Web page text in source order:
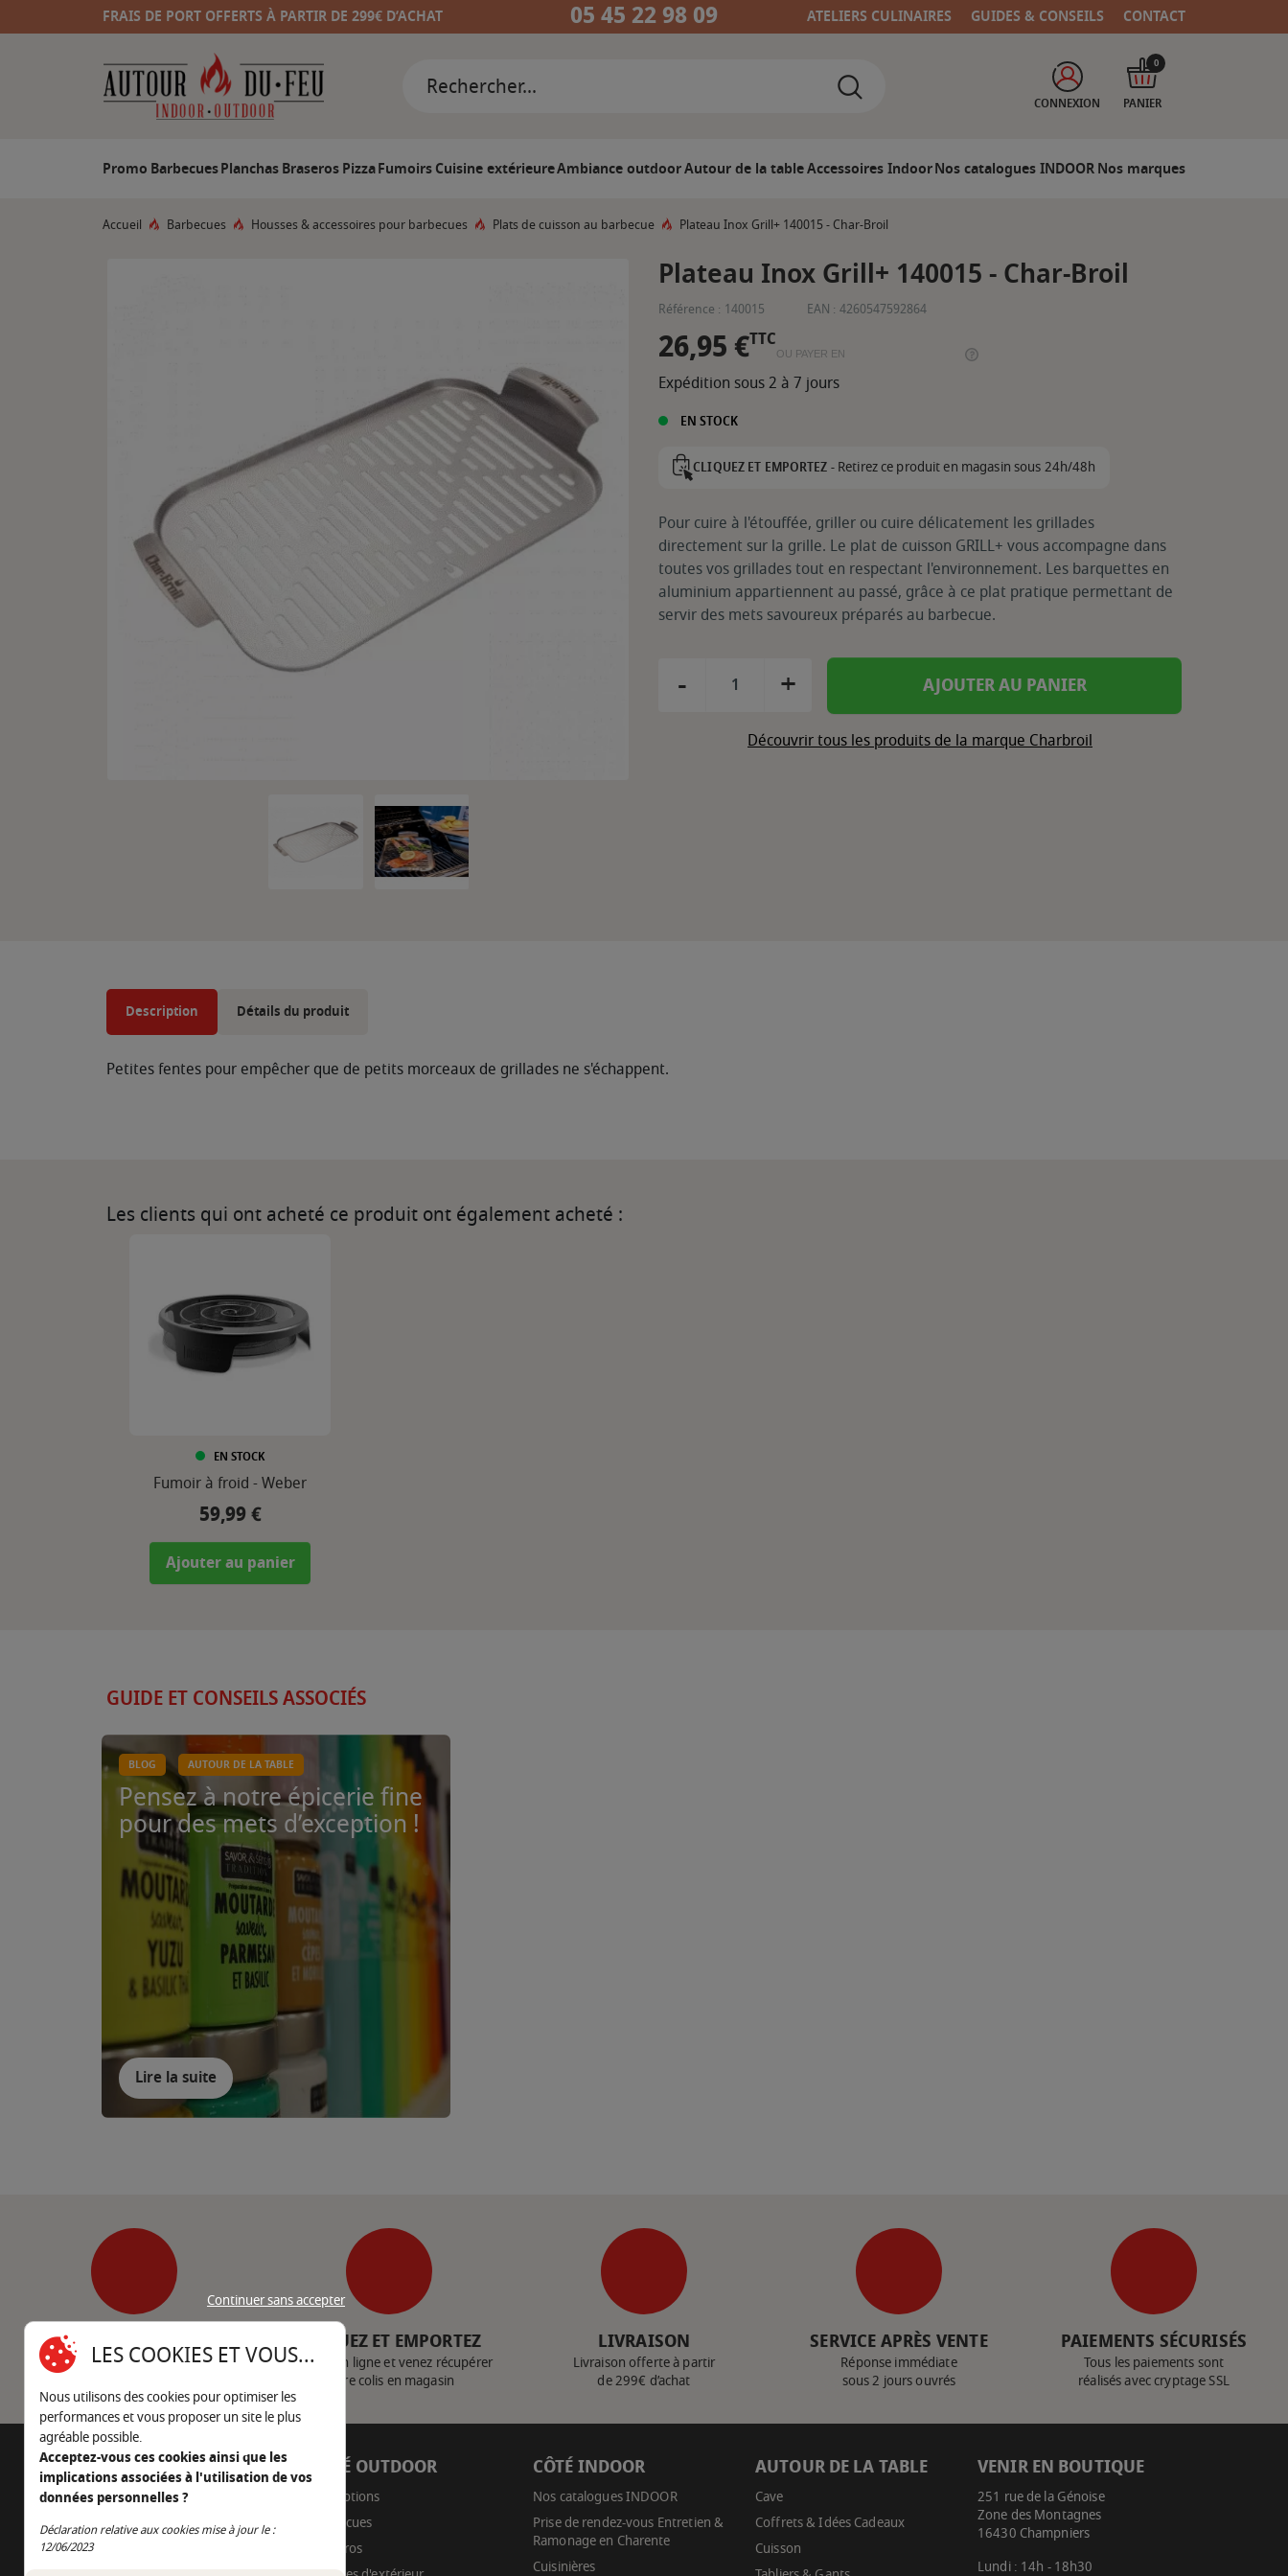
FRAIS DE PORT OFFERTS À PARTIR DE 299€ D’ACHAT 05 45 22 98 09 ATELIERS CULINAIRES GUIDES & CONSEILS CONTACT
CONNEXION PANIER
0
Promo BarbecuesPlanchasBraserosPizzaFumoirsCuisine extérieureAmbiance outdoorAutour de la tableAccessoires IndoorNos catalogues INDOORNos marques
Accueil Barbecues Housses & accessoires pour barbecues Plats de cuisson au barbecue Plateau Inox Grill+ 140015 - Char-Broil
Plateau Inox Grill+ 140015 - Char-Broil
Référence : 140015 EAN : 4260547592864
26,95 €TTC
OU PAYER EN
Expédition sous 2 à 7 jours
EN STOCK
CLIQUEZ ET EMPORTEZ -Retirez ce produit en magasin sous 24h/48h
Pour cuire à l'étouffée, griller ou cuire délicatement les grillades
directement sur la grille. Le plat de cuisson GRILL+ vous accompagne dans
toutes vos grillades tout en respectant l'environnement. Les barquettes en
aluminium appartiennent au passé, grâce à ce plat pratique permettant de
servir des mets savoureux préparés au barbecue.
- + AJOUTER AU PANIER
Découvrir tous les produits de la marque Charbroil
Description Détails du produit
Petites fentes pour empêcher que de petits morceaux de grillades ne s'échappent.
Les clients qui ont acheté ce produit ont également acheté :
EN STOCK
Fumoir à froid - Weber
Prix
59,99 €
Ajouter au panier
GUIDE ET CONSEILS ASSOCIÉS
BLOG AUTOUR DE LA TABLE
Pensez à notre épicerie fine
pour des mets d’exception !
Lire la suite
SERVICE CLIENT
Nous contacter
CLIQUEZ ET EMPORTEZ
Achetez en ligne et venez récupérer
votre colis en magasin
LIVRAISON
Livraison offerte à partir
de 299€ d’achat
SERVICE APRÈS VENTE
Réponse immédiate
sous 2 jours ouvrés
PAIEMENTS SÉCURISÉS
Tous les paiements sont
réalisés avec cryptage SSL
AUTOUR DU FEU
05 45 22 98 09
Nous envoyer un e-mail
CÔTÉ OUTDOOR
Promotions
Barbecues
Braseros
CÔTÉ INDOOR
Nos catalogues INDOOR
Prise de rendez-vous Entretien &
Ramonage en Charente
Cuisinières
AUTOUR DE LA TABLE
Cave
Coffrets & Idées Cadeaux
Cuisson
VENIR EN BOUTIQUE
251 rue de la Génoise
Zone des Montagnes
16430 Champniers
Lundi : 14h - 18h30
Continuer sans accepter
LES COOKIES ET VOUS...
Nous utilisons des cookies pour optimiser les
performances et vous proposer un site le plus
agréable possible.
Acceptez-vous ces cookies ainsi que les
implications associées à l'utilisation de vos
données personnelles ?
Déclaration relative aux cookies mise à jour le :
12/06/2023